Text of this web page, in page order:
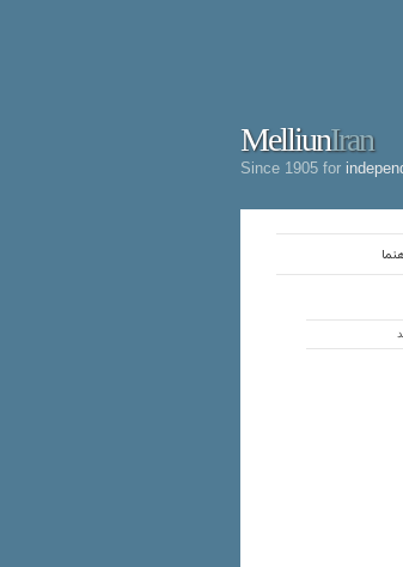
MelliunIran
Since 1905 for